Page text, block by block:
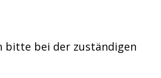
bitte bei der zuständigen